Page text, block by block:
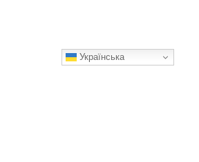
Українська